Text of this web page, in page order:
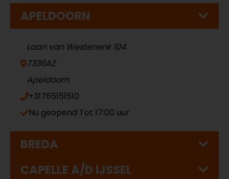
APELDOORN
Laan van Westenenk 104
7336AZ
Apeldoorn
+31765151510
Nu geopend Tot 17:00 uur
BREDA
CAPELLE A/D IJSSEL